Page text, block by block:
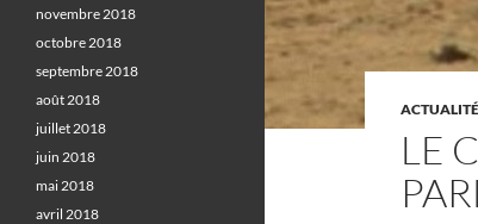
LE
novembre 2018
octobre 2018
septembre 2018
août 2018
juillet 2018
juin 2018
mai 2018
avril 2018